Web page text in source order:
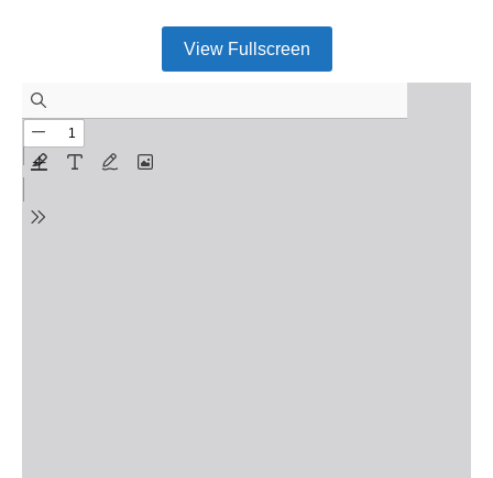
View Fullscreen